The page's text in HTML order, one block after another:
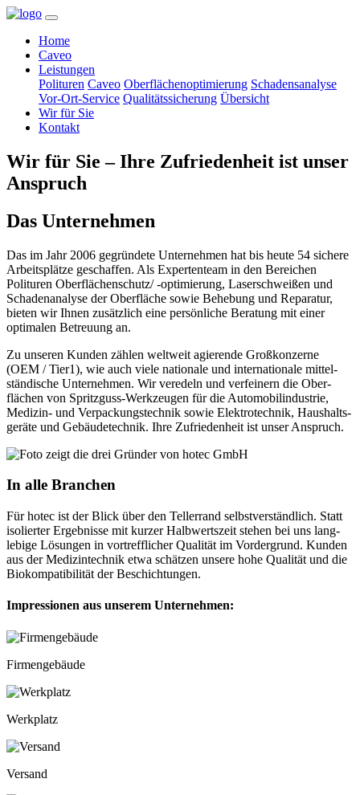
Home
Caveo
Leistungen
Polituren Caveo Oberflächenoptimierung Schadensanalyse
Vor-Ort-Service Qualitätssicherung Übersicht
Wir für Sie
Kontakt
Wir für Sie – Ihre Zufriedenheit ist unser
Anspruch
Das Unternehmen
Das im Jahr 2006 gegründete Unter­nehmen hat bis heute 54 sichere
Arbeits­plätze geschaffen. Als Experten­team in den Bereichen
Polituren Ober­flächen­schutz/ -optimierung, Laser­schweißen und
Schaden­analyse der Ober­fläche sowie Be­hebung und Re­paratur,
bieten wir Ihnen zusätz­lich eine persön­liche Beratung mit einer
optima­len Be­treuung an.
Zu unseren Kunden zählen welt­weit agierende Groß­konzerne
(OEM / Tier1), wie auch viele nationale und inter­natio­nale mittel­
stän­dische Unter­nehmen. Wir veredeln und verfeinern die Ober­
flächen von Spritz­guss-Werk­zeugen für die Auto­mobil­industrie,
Medizin- und Verpackungs­technik sowie Elektro­technik, Haushalts­
geräte und Gebäude­technik. Ihre Zu­frieden­heit ist unser An­spruch.
In alle Branchen
Für hotec ist der Blick über den Teller­rand selbst­verständ­lich. Statt
iso­lierter Er­geb­nisse mit kurzer Halb­werts­zeit stehen bei uns lang­
lebige Lösungen in vortreff­licher Qualität im Vorder­grund. Kunden
aus der Medizin­technik etwa schätzen unsere hohe Qualität und die
Bio­kompa­tibi­lität der Be­schich­tungen.
Impressionen aus unserem Unternehmen:
Firmengebäude
Werkplatz
Versand